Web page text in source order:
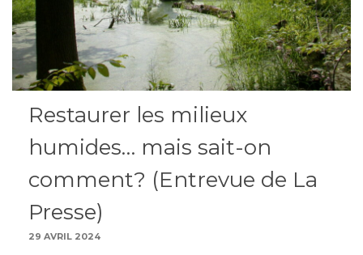
Restaurer les milieux
humides… mais sait-on
comment? (Entrevue de La
Presse)
29 AVRIL 2024